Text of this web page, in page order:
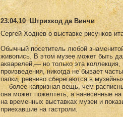
23.04.10 Штрихкод да Винчи
Сергей Ходнев о выставке рисунков
Обычный посетитель любой
живопись. В этом музее может быть
акварелей,— но только эта
произведения, никогда не бывает
папки, ревниво сберегаются в
— более капризная вещь, чем
она может пожелтеть, а нанесенные
на временных выставках музеи и
приехавшие на гастроли.